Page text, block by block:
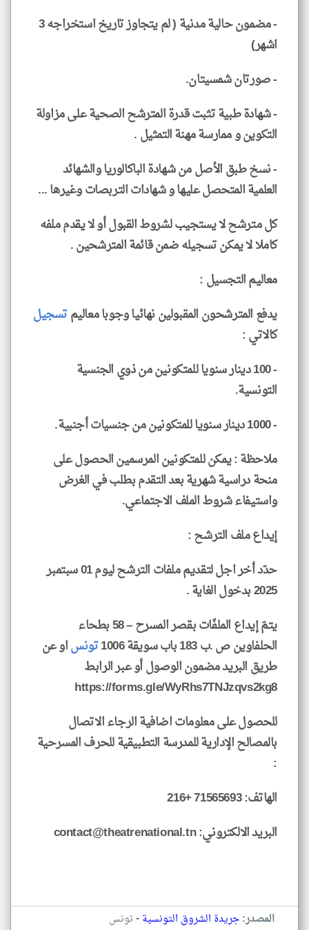
- مضمون حالية مدنية ( لم يتجاوز تاريخ استخراجه 3
اشهر)
- صورتان شمسيتان.
- شهادة طبية تثبت قدرة المترشح الصحية على مزاولة
التكوين و ممارسة مهنة التمثيل .
- نسخ طبق الأصل من شهادة الباكالوريا والشهائد
العلمية المتحصل عليها و شهادات التربصات وغيرها ...
كل مترشح لا يستجيب لشروط القبول أو لا يقدم ملفه
كاملا لا يمكن تسجيله ضمن قائمة المترشحين .
معاليم التجسيل :
يدفع المترشحون المقبولين نهائيا وجوبا معاليمتسجيل
كالاتي :
- 100 دينار سنويا للمتكونين من ذوي الجنسية
التونسية.
- 1000 دينار سنويا للمتكونين من جنسيات أجنبية.
ملاحظة : يمكن للمتكونين المرسمين الحصول على
منحة دراسية شهرية بعد التقدم بطلب في الغرض
واستيفاء شروط الملف الاجتماعي.
إيداع ملف الترشح :
حدّد أخر اجل لتقديم ملفات الترشح ليوم 01 سبتمبر
2025 بدخول الغاية .
يتمّ إيداع الملفّات بقصر المسرح – 58 بطحاء
الحلفاوين ص .ب 183 باب سويقة 1006
تونساو عن
طريق البريد مضمون الوصول أو عبر الرابط
https://forms.gle/WyRhs7TNJzqvs2kg8
للحصول على معلومات اضافية الرجاء الاتصال
بالمصالح الإدارية للمدرسة التطبيقية للحرف المسرحية
:
الهاتف: 71565693 +216
البريد الالكتروني: contact@theatrenational.tn
المصدر:جريدة الشروق التونسية-تونس